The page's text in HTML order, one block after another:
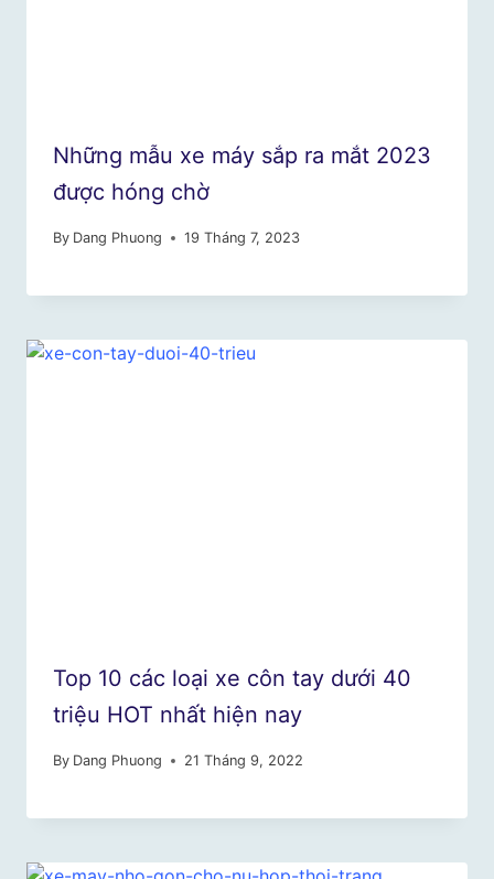
Những mẫu xe máy sắp ra mắt 2023
được hóng chờ
By Dang Phuong 19 Tháng 7, 2023
Top 10 các loại xe côn tay dưới 40
triệu HOT nhất hiện nay
By Dang Phuong 21 Tháng 9, 2022